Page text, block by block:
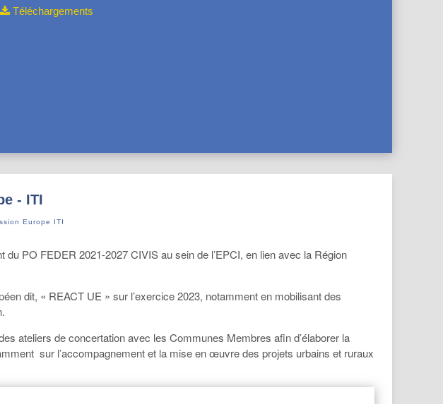
Téléchargements
- ITI
Europe ITI
PO FEDER 2021-2027 CIVIS au sein de l’EPCI, en lien avec la Région
dit, « REACT UE » sur l’exercice 2023, notamment en mobilisant des
ateliers de concertation avec les Communes Membres afin d’élaborer la
sur l’accompagnement et la mise en œuvre des projets urbains et ruraux